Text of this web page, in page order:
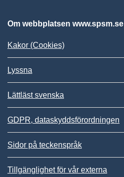
Om webbplatsen www.spsm.se
Kakor (Cookies)
Lyssna
Lättläst svenska
GDPR, dataskyddsförordningen
Sidor på teckenspråk
Tillgänglighet för vår externa